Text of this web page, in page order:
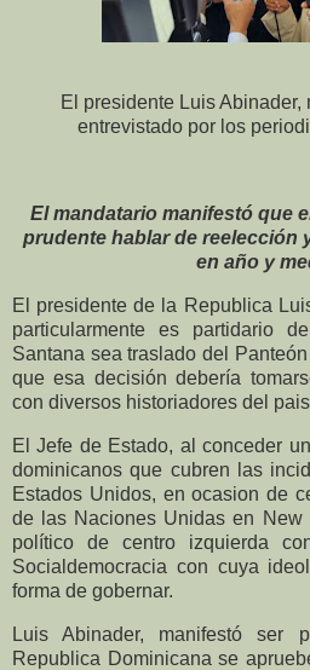
El presidente Luis Abinader,
entrevistado por los
El mandatario manifestó que
prudente hablar de reelección
en año y
El presidente de la Republica
particularmente es partidario
Santana sea traslado del
que esa decisión debería
con diversos historiadores del
El Jefe de Estado, al conceder
dominicanos que cubren las
Estados Unidos, en ocasion de
de las Naciones Unidas en New
político de centro izquierda
Socialdemocracia con cuya
forma de gobernar.
Luis Abinader, manifestó ser
Republica Dominicana se